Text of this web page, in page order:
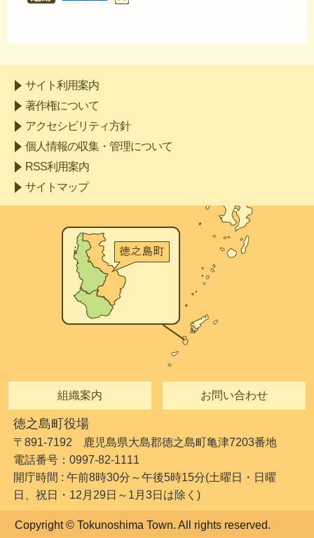
サイト利用案内
著作権について
アクセシビリティ方針
個人情報の収集・管理について
RSS利用案内
サイトマップ
組織案内 お問い合わせ
徳之島町役場
〒891-7192 鹿児島県大島郡徳之島町亀津7203番地
電話番号：0997-82-1111
開庁時間 : 午前8時30分～午後5時15分(土曜日・日曜
日、祝日・12月29日～1月3日は除く)
Copyright © Tokunoshima Town. All rights reserved.